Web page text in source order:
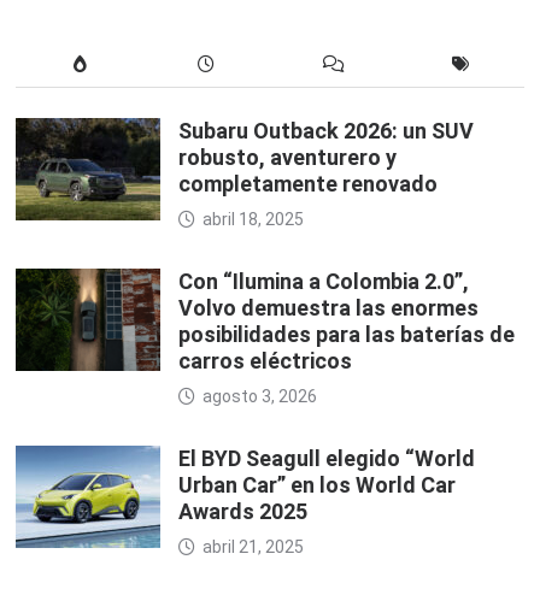
Subaru Outback 2026: un SUV
robusto, aventurero y
completamente renovado
abril 18, 2025
Con “Ilumina a Colombia 2.0”,
Volvo demuestra las enormes
posibilidades para las baterías de
carros eléctricos
agosto 3, 2026
El BYD Seagull elegido “World
Urban Car” en los World Car
Awards 2025
abril 21, 2025